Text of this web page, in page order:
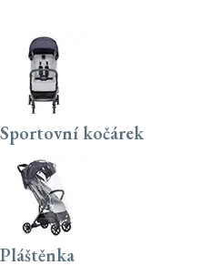
Sportovní kočárek
Pláštěnka